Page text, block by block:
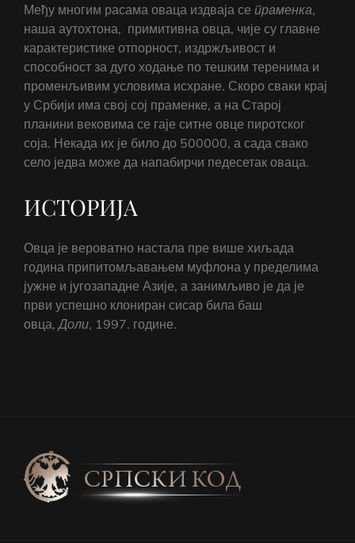
Међу многим расама оваца издваја се праменка,
наша аутохтона, примитивна овца, чије су главне
карактеристике отпорност, издржљивост и
способност за дуго ходање по тешким теренима и
променљивим условима исхране. Скоро сваки крај
у Србији има свој сој праменке, а на Старој
планини вековима се гаје ситне овце пиротског
соја. Некада их је било до 500000, а сада свако
село једва може да напабирчи педесетак оваца.
ИСТОРИЈА
Овца је вероватно настала пре више хиљада
година припитомљавањем муфлона у пределима
јужне и југозападне Азије, а занимљиво је да је
први успешно клониран сисар била баш
овца, Доли, 1997. године.